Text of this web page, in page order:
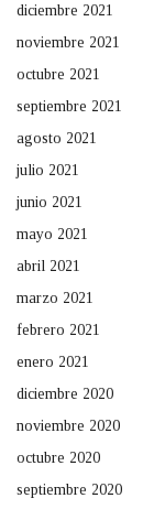
diciembre 2021
noviembre 2021
octubre 2021
septiembre 2021
agosto 2021
julio 2021
junio 2021
mayo 2021
abril 2021
marzo 2021
febrero 2021
enero 2021
diciembre 2020
noviembre 2020
octubre 2020
septiembre 2020